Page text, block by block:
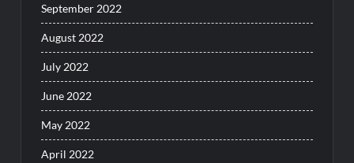
September 2022
August 2022
July 2022
June 2022
May 2022
April 2022